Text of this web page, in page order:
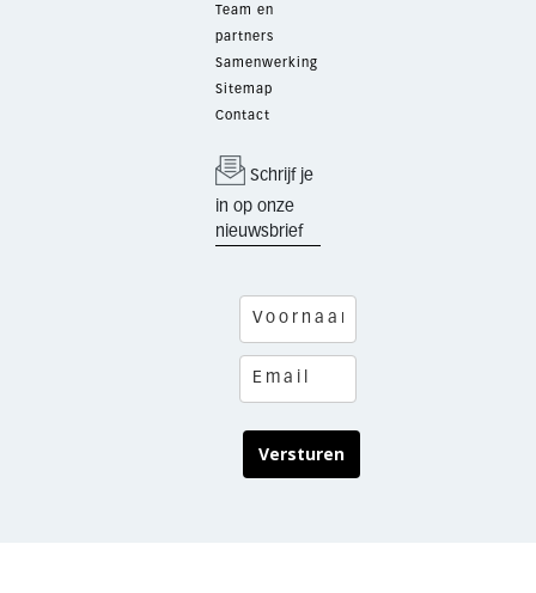
Team en
partners
Samenwerking
Sitemap
Contact
Schrijf je
in op onze
nieuwsbrief
Versturen